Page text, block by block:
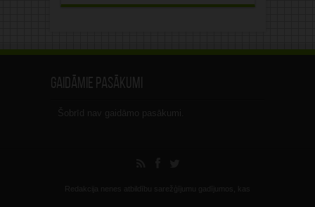
Gaidāmie pasākumi
Šobrīd nav gaidāmo pasākumi.
Redakcija nenes atbildību sarežģījumu gadījumos, kas